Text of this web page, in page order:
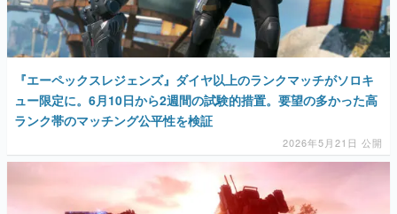
『エーペックスレジェンズ』ダイヤ以上のランクマッチがソロキ
ュー限定に。6月10日から2週間の試験的措置。要望の多かった高
ランク帯のマッチング公平性を検証
2026年5月21日 公開